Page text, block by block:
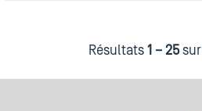
Résultats1 – 25sur